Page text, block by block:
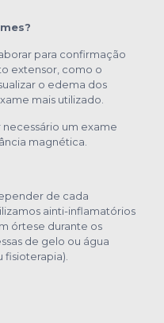
para confirmação
extensor, como o
o edema dos
mais utilizado.
necessário um exame
magnética.
de cada
ainti-inflamatórios
órtese durante os
de gelo ou água